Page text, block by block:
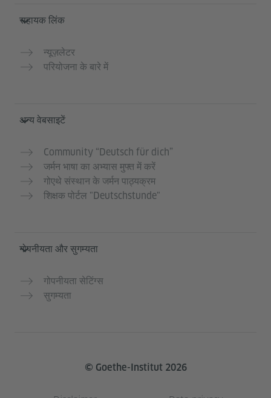
सहायक लिंक
न्यूज़लेटर
परियोजना के बारे में
अन्य वेबसाइटें
Community “Deutsch für dich”
जर्मन भाषा का अभ्यास मुफ्त में करें
गोएथे संस्थान के जर्मन पाठ्यक्रम
शिक्षक पोर्टल "Deutschstunde"
गोपनीयता और सुगम्यता
गोपनीयता सेटिंग्स
सुगम्यता
© Goethe-Institut 2026